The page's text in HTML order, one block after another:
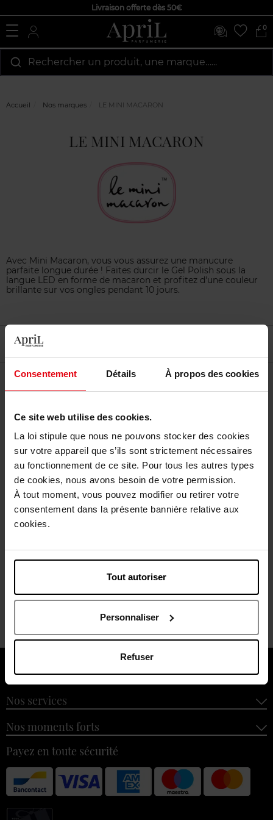
Consentement Détails À propos des cookies
Ce site web utilise des cookies.
La loi stipule que nous ne pouvons stocker des cookies
sur votre appareil que s’ils sont strictement nécessaires
au fonctionnement de ce site. Pour tous les autres types
de cookies, nous avons besoin de votre permission.
À tout moment, vous pouvez modifier ou retirer votre
consentement dans la présente bannière relative aux
cookies.
Tout autoriser
Personnaliser
Refuser
Livraison offerte dès 50€
0
Rechercher un produit, une marque…...
Accueil Nos marques LE MINI MACARON
LE MINI MACARON
Avec Mini Macaron, vous vous assurez une manucure
parfaite longue durée ! Faites durcir le Gel Polish sous la
langue LED en forme de macaron et profitez d'une couleur
brillante sur vos ongles pendant 10 jours.
LE MINI MACARON
Mini Macaron GEL POLISH
À propos de nous
Nos services
Nos moments forts
Payez en toute sécurité